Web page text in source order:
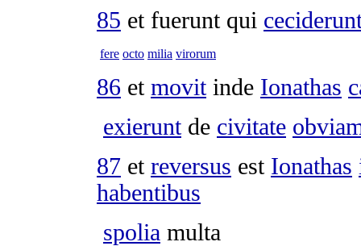
85 et fuerunt qui
fere octo milia virorum
86 et movitinde Ionathas
exieruntde civitate
87 et reversus est Ionathas
habentibus
spolia multa